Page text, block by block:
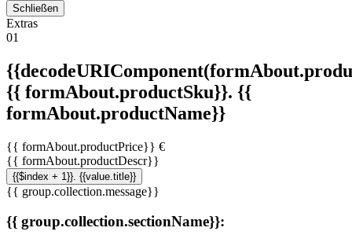
Schließen
Extras
01
{{ formAbout.productSku}}. {{
formAbout.productName}}
{{ formAbout.productPrice}} €
{{ formAbout.productDescr}}
{{$index + 1}}. {{value.title}}
{{ group.collection.message}}
{{ group.collection.sectionName}}: